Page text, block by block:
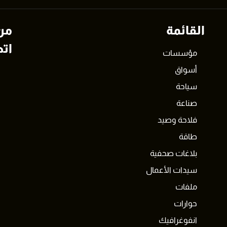
القائمة
مؤسسات
أسواق
سياحة
صناعة
فلاحة وصيد
طاقة
بلاغات صحفية
سيدات الأعمال
ملفات
حوارات
انفوغرافيك